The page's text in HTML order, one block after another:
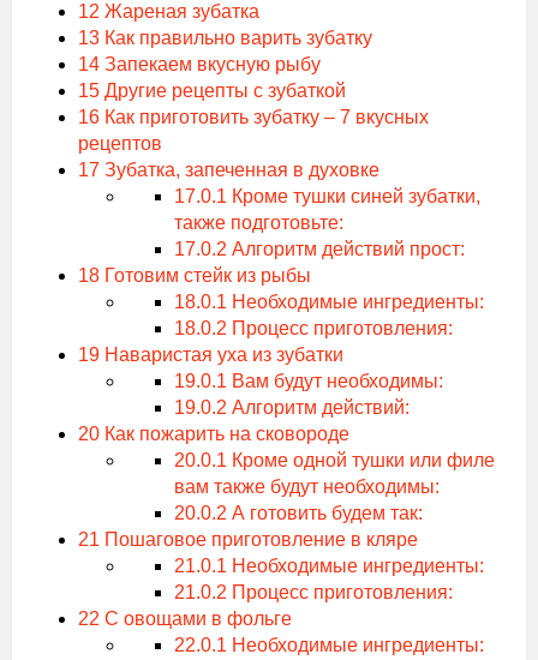
12 Жареная зубатка
13 Как правильно варить зубатку
14 Запекаем вкусную рыбу
15 Другие рецепты с зубаткой
16 Как приготовить зубатку – 7 вкусных
рецептов
17 Зубатка, запеченная в духовке
17.0.1 Кроме тушки синей зубатки,
также подготовьте:
17.0.2 Алгоритм действий прост:
18 Готовим стейк из рыбы
18.0.1 Необходимые ингредиенты:
18.0.2 Процесс приготовления:
19 Наваристая уха из зубатки
19.0.1 Вам будут необходимы:
19.0.2 Алгоритм действий:
20 Как пожарить на сковороде
20.0.1 Кроме одной тушки или филе
вам также будут необходимы:
20.0.2 А готовить будем так:
21 Пошаговое приготовление в кляре
21.0.1 Необходимые ингредиенты:
21.0.2 Процесс приготовления:
22 С овощами в фольге
22.0.1 Необходимые ингредиенты: